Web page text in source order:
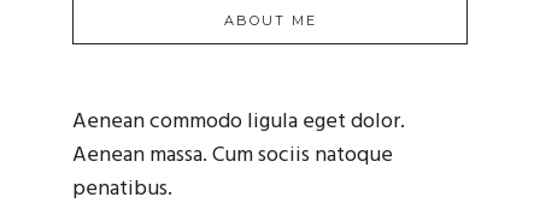
ABOUT ME
Aenean commodo ligula eget dolor.
Aenean massa. Cum sociis natoque
penatibus.